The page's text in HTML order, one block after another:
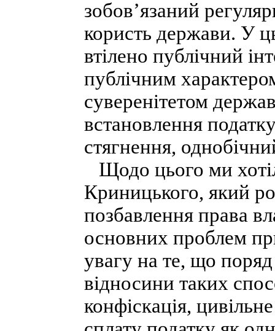
зобов’язаний
користь держави. У
втілено публічний
публічним
суверенітетом
встановлення
стягнення,
Щодо цього ми
Криницького, який
позбавлення права
основних проблем
увагу на те, що
відносини таких
конфіскація,